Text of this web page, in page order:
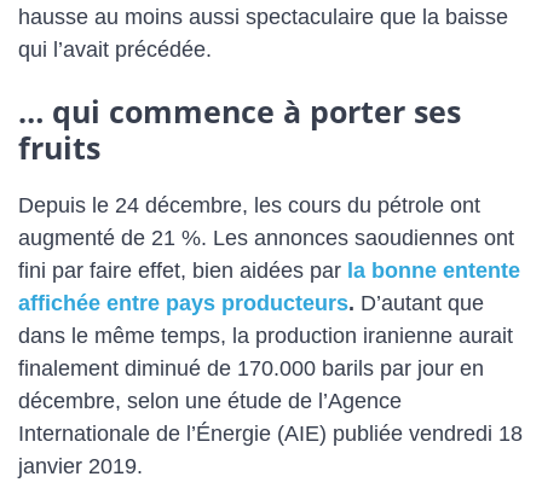
hausse au moins aussi spectaculaire que la baisse
qui l’avait précédée.
… qui commence à porter ses
fruits
Depuis le 24 décembre, les cours du pétrole ont
augmenté de 21 %. Les annonces saoudiennes ont
fini par faire effet, bien aidées par la bonne entente
affichée entre pays producteurs. D’autant que
dans le même temps, la production iranienne aurait
finalement diminué de 170.000 barils par jour en
décembre, selon une étude de l’Agence
Internationale de l’Énergie (AIE) publiée vendredi 18
janvier 2019.